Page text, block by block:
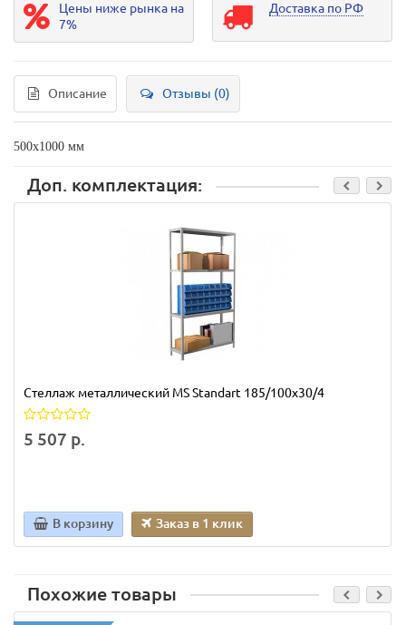
Цены ниже рынка на
7%
Доставка по РФ
Описание Отзывы (0)
500х1000 мм
Доп. комплектация:
Стеллаж металлический MS Standart 185/100x30/4
5 507 р.
В корзину Заказ в 1 клик
Похожие товары